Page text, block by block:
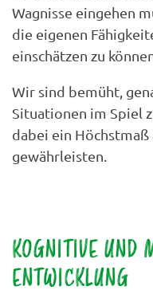
Wagnisse eingehen
die eigenen
einschätzen zu
Wir sind bemüht,
Situationen im Spiel
dabei ein Höchstmaß
gewährleisten.
KOGNITIVE UND
ENTWICKLUNG